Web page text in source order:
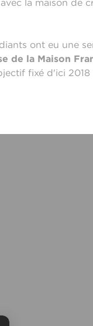
la maison de
ont eu une
de la Maison
fixé d'ici 2018